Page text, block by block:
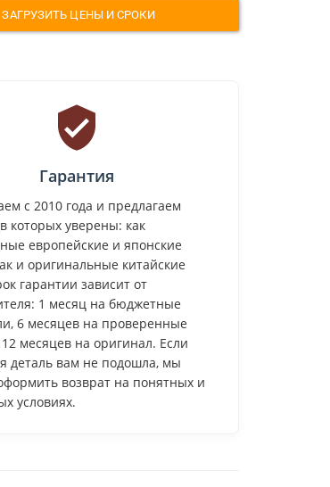
ЗАГРУЗИТЬ ЦЕНЫ И СРОКИ
Гарантия
с 2010 года и предлагаем
которых уверены: как
европейские и японские
и оригинальные китайские
гарантии зависит от
1 месяц на бюджетные
6 месяцев на проверенные
месяцев на оригинал. Если
деталь вам не подошла, мы
возврат на понятных и
условиях.